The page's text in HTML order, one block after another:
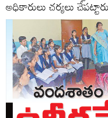
అధికారులు చర్యలు